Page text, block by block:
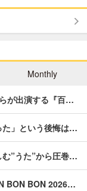
Monthly
が出演する『百…
」という後悔は…
”うた”から圧巻…
BON BON 2026…